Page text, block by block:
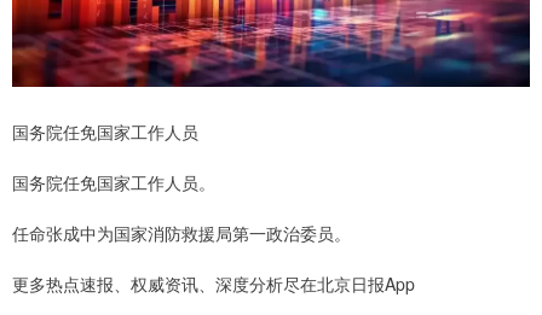
国务院任免国家工作人员
国务院任免国家工作人员。
任命张成中为国家消防救援局第一政治委员。
更多热点速报、权威资讯、深度分析尽在北京日报App